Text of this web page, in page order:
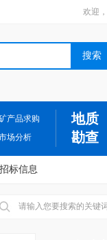
欢迎，
产品求购
场分析
地质
勘查
招标信息